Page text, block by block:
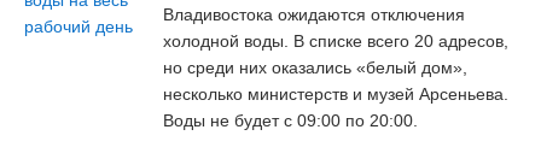
Владивостока ожидаются отключения
холодной воды. В списке всего 20 адресов,
но среди них оказались «белый дом»,
несколько министерств и музей Арсеньева.
Воды не будет с 09:00 по 20:00.